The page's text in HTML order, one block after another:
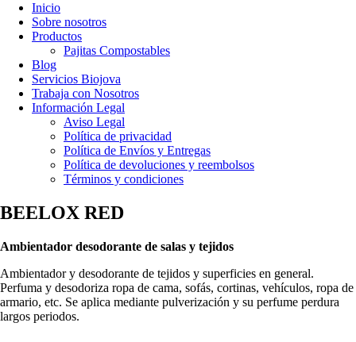
Inicio
Sobre nosotros
Productos
Pajitas Compostables
Blog
Servicios Biojova
Trabaja con Nosotros
Información Legal
Aviso Legal
Política de privacidad
Política de Envíos y Entregas
Política de devoluciones y reembolsos
Términos y condiciones
BEELOX RED
Ambientador desodorante de salas y tejidos
Ambientador y desodorante de tejidos y superficies en general.
Perfuma y desodoriza ropa de cama, sofás, cortinas, vehículos, ropa de
armario, etc. Se aplica mediante pulverización y su perfume perdura
largos periodos.